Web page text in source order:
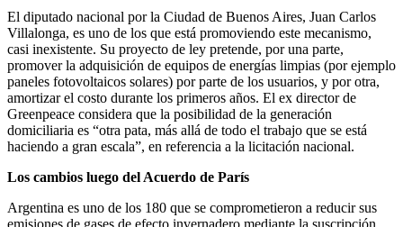
El diputado nacional por la Ciudad de Buenos Aires, Juan Carlos
Villalonga, es uno de los que está promoviendo este mecanismo,
casi inexistente. Su proyecto de ley pretende, por una parte,
promover la adquisición de equipos de energías limpias (por ejemplo
paneles fotovoltaicos solares) por parte de los usuarios, y por otra,
amortizar el costo durante los primeros años. El ex director de
Greenpeace considera que la posibilidad de la generación
domiciliaria es “otra pata, más allá de todo el trabajo que se está
haciendo a gran escala”, en referencia a la licitación nacional.
Los cambios luego del Acuerdo de París
Argentina es uno de los 180 que se comprometieron a reducir sus
emisiones de gases de efecto invernadero mediante la suscripción